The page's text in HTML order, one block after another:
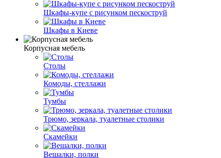
Шкафы-купе с рисунком пескоструй
Шкафы в Киеве
Корпусная мебель
Столы
Комоды, стеллажи
Тумбы
Трюмо, зеркала, туалетные столики
Скамейки
Вешалки, полки